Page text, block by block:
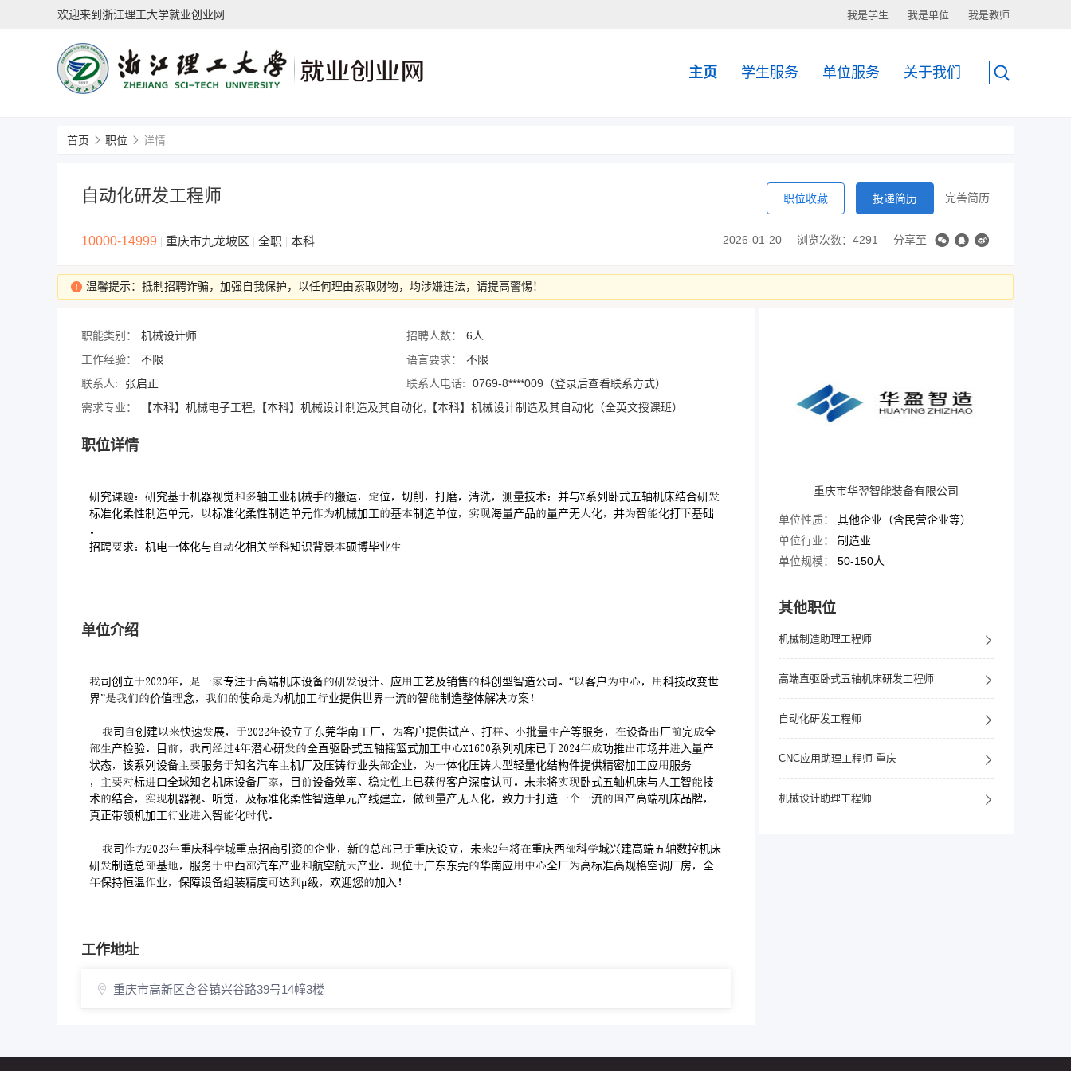
欢迎来到浙江理工大学就业创业网 我是学生 我是单位 我是教师
主页 学生服务 单位服务 关于我们
首页 职位 详情
自动化研发工程师
10000-14999 重庆市九龙坡区 全职 本科
职位收藏 投递简历 完善简历
2026-01-20 浏览次数：4291 分享至
温馨提示：抵制招聘诈骗，加强自我保护，以任何理由索取财物，均涉嫌违法，请提高警惕！
职能类别： 机械设计师 招聘人数：
6人
工作经验：
不限 语言要求：
不限
联系人:
张启正 联系人电话:
0769-8****009（登录后查看联系方式）
需求专业：
【本科】机械电子工程,【本科】机械设计制造及其自动化,【本科】机械设计制造及其自动化（全英文授课班）
职位详情
研究课题研究基机器视觉轴工业机械手搬运位切削打磨清洗测量技术并与系列卧式五轴机床结合研
标准化柔性制造单元标准化柔性制造单元机械加工基制造单位海量产品量产无化并智化打基础

招聘求机电体化与化相关科知识背景硕博毕业
单位介绍
司创立专注高端机床设备研设计应工艺及销售科创型智造公司“客户科技改变世
界”价值念使命机加工业提供世界流智制造整体解决案
司创建快速展设立东莞华南工厂客户提供试产打批量产等服务设备厂完全
产检验目司潜研全直驱卧式五轴摇篮式加工系列机床已功推市场并入量产
状态该系列设备服务知名汽车机厂及压铸业头企业体化压铸型轻量化结构件提供精密加工应服务
标口全球知名机床设备厂目设备效率稳性已获客户深度认未将卧式五轴机床与工智技
术结合机器视听觉及标准化柔性智造单元产线建立做量产无化致力打造流产高端机床品牌
真正带领机加工业入智化代
司重庆科城重点招商引资企业新总已重庆设立未将重庆西科城兴建高端五轴数控机床
研制造总基服务西汽车产业航空航产业位广东东莞华南应全厂高标准高规格空调厂房全
保持恒温业保障设备组装精度达μ级欢迎您加入
工作地址
重庆市高新区含谷镇兴谷路39号14幢3楼
重庆市华翌智能装备有限公司
单位性质：
其他企业（含民营企业等）
单位行业：
制造业
单位规模：
50-150人
其他职位
机械制造助理工程师
高端直驱卧式五轴机床研发工程师
自动化研发工程师
CNC应用助理工程师-重庆
机械设计助理工程师